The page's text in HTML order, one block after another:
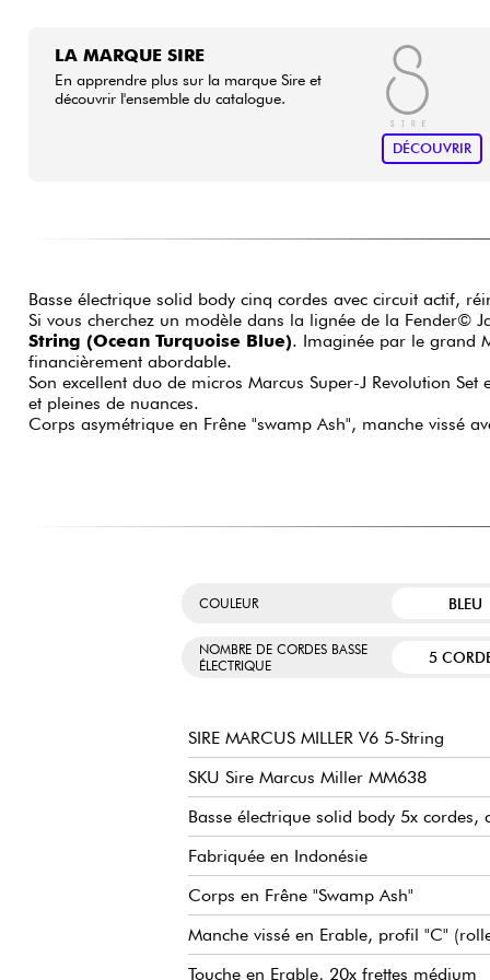
LA MARQUE SIRE
En apprendre plus sur la marque Sire et
découvrir l'ensemble du catalogue.
DÉCOUVRIR
Basse électrique solid body cinq cordes avec circuit actif,
Si vous cherchez un modèle dans la lignée de la Fender©
String (Ocean Turquoise Blue). Imaginée par le grand
financièrement abordable.
Son excellent duo de micros Marcus Super-J Revolution
et pleines de nuances.
Corps asymétrique en Frêne "swamp Ash", manche vissé
COULEUR BLEU
NOMBRE DE CORDES BASSE
ÉLECTRIQUE
5
SIRE MARCUS MILLER V6 5-String
SKU Sire Marcus Miller MM638
Basse électrique solid body 5x cordes,
Fabriquée en Indonésie
Corps en Frêne "Swamp Ash"
Manche vissé en Erable, profil "C"
Touche en Erable, 20x frettes médium